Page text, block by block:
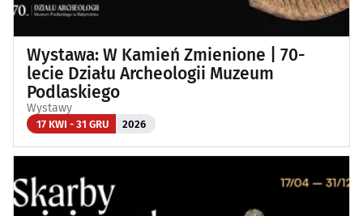
Wystawa: W Kamień Zmienione | 70-
lecie Działu Archeologii Muzeum
Podlaskiego
Wystawy
17 KWI - 31 GRU 2026